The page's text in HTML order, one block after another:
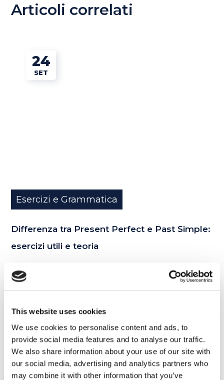
This website uses cookies
We use cookies to personalise content and ads, to
provide social media features and to analyse our traffic.
We also share information about your use of our site with
our social media, advertising and analytics partners who
may combine it with other information that you’ve
Articoli correlati
24
SET
Esercizi e Grammatica
Differenza tra Present Perfect e Past Simple:
esercizi utili e teoria
17
MAR